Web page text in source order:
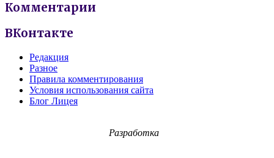
Комментарии
ВКонтакте
Редакция
Разное
Правила комментирования
Условия использования сайта
Блог Лицея
Разработка